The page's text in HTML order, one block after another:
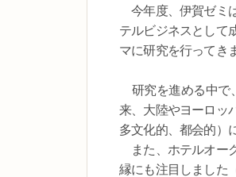
今年度、伊賀ゼミ
テルビジネスとして
マに研究を行ってき
研究を進める中で
来、大陸やヨーロッ
多文化的、都会的）
また、ホテルオー
縁にも注目しました